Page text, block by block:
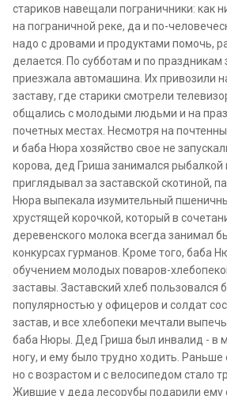
стариков навещали пограничники: как
на пограничной реке, да и по-
надо с дровами и продуктами помочь,
делается. По субботам и по праздникам
приезжала автомашина. Их привозили
заставу, где старики смотрели
общались с молодыми людьми и на
почетных местах. Несмотря на
и баба Нюра хозяйство свое не
корова, дед Гриша занимался рыбалкой
приглядывал за заставской скотиной,
Нюра выпекала изумительный
хрустящей корочкой, который в
деревенского молока всегда занимал
конкурсах гурманов. Кроме того, баба
обучением молодых поваров-
заставы. Заставский хлеб пользовался
популярностью у офицеров и солдат
застав, и все хлебопеки мечтали
баба Нюры. Дед Гриша был инвалид - в
ногу, и ему было трудно ходить. Раньше
но с возрастом и с велосипедом стало
Жившие у деда лесорубы подарили ему